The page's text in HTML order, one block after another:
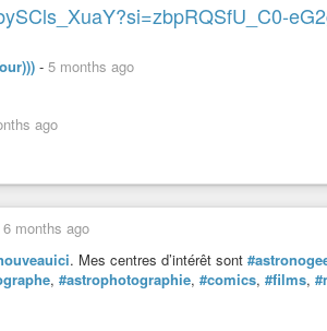
- 5 months ago
ago
6 months ago
. Mes centres d’intérêt sont
, #astrophotographie, #comics, #films,